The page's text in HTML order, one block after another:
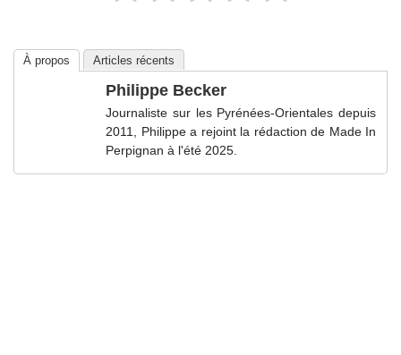
À propos Articles récents
Philippe Becker
Journaliste sur les Pyrénées-Orientales depuis
2011, Philippe a rejoint la rédaction de Made In
Perpignan à l'été 2025.